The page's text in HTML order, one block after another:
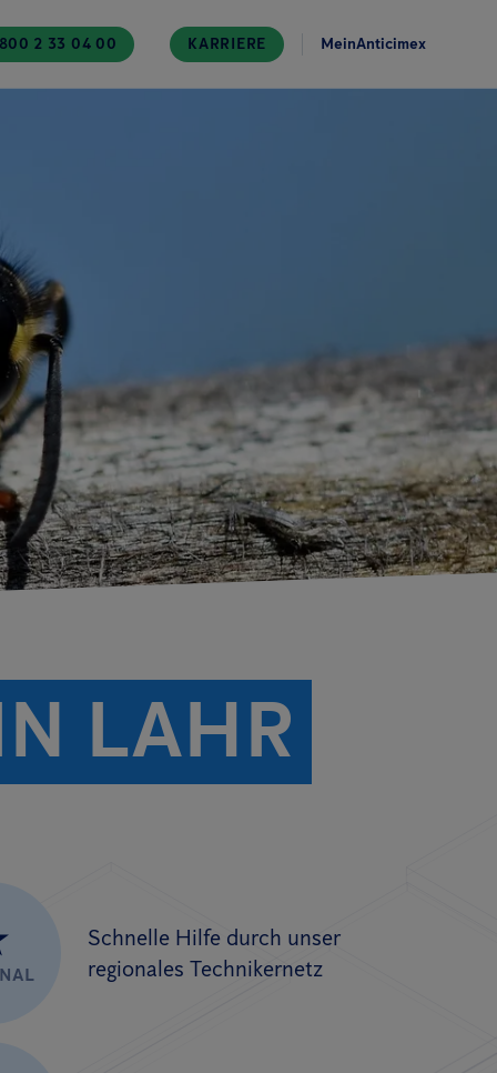
2 33 04 00 KARRIERE MeinAnticimex
LAHR
Schnelle Hilfe durch unser
regionales Technikernetz